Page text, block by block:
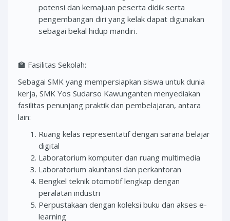
potensi dan kemajuan peserta didik serta
pengembangan diri yang kelak dapat digunakan
sebagai bekal hidup mandiri.
🏫 Fasilitas Sekolah:
Sebagai SMK yang mempersiapkan siswa untuk dunia
kerja, SMK Yos Sudarso Kawunganten menyediakan
fasilitas penunjang praktik dan pembelajaran, antara
lain:
Ruang kelas representatif dengan sarana belajar
digital
Laboratorium komputer dan ruang multimedia
Laboratorium akuntansi dan perkantoran
Bengkel teknik otomotif lengkap dengan
peralatan industri
Perpustakaan dengan koleksi buku dan akses e-
learning